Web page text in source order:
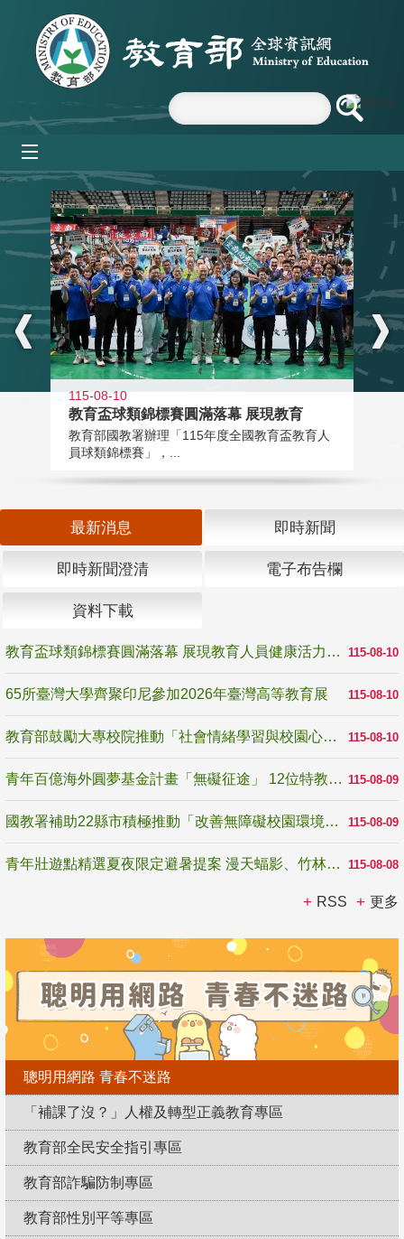
跳到主要內容區塊
:::
115-08-10
教育盃球類錦標賽圓滿落幕 展現教育
教育部國教署辦理「115年度全國教育盃教育人
員球類錦標賽」，...
最新消息 即時新聞
即時新聞澄清 電子布告欄
資料下載
115-08-10
教育盃球類錦標賽圓滿落幕 展現教育人員健康活力與團隊精神
115-08-10
65所臺灣大學齊聚印尼參加2026年臺灣高等教育展
115-08-10
教育部鼓勵大專校院推動「社會情緒學習與校園心理健康促進計畫」 培育校園「心」韌性
115-08-09
青年百億海外圓夢基金計畫「無礙征途」 12位特教與弱勢青年勇闖西班牙 跨越感官限制見證生命蛻變
115-08-09
國教署補助22縣市積極推動「改善無障礙校園環境計畫」 打造友善、安全、無礙學習空間
115-08-08
青年壯遊點精選夏夜限定避暑提案 漫天蝠影、竹林尋蛙、茶香夜觀 邀青年暮色出發
RSS 更多
聰明用網路 青春不迷路
「補課了沒？」人權及轉型正義教育專區
教育部全民安全指引專區
教育部詐騙防制專區
教育部性別平等專區